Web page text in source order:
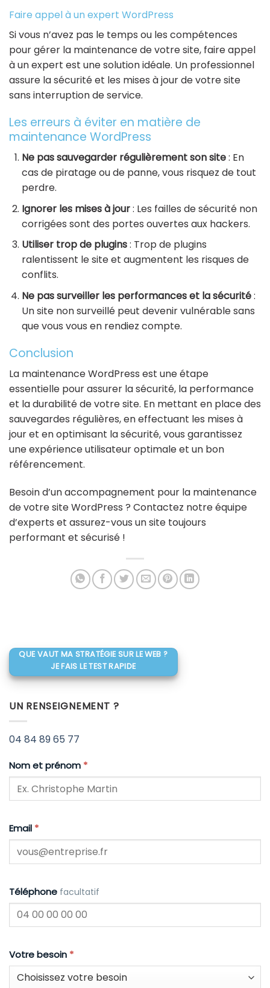
Faire appel à un expert WordPress
Si vous n’avez pas le temps ou les compétences
pour gérer la maintenance de votre site, faire appel
à un expert est une solution idéale. Un professionnel
assure la sécurité et les mises à jour de votre site
sans interruption de service.
Les erreurs à éviter en matière de
maintenance WordPress
Ne pas sauvegarder régulièrement son site: En
cas de piratage ou de panne, vous risquez de tout
perdre.
Ignorer les mises à jour: Les failles de sécurité non
corrigées sont des portes ouvertes aux hackers.
Utiliser trop de plugins: Trop de plugins
ralentissent le site et augmentent les risques de
conflits.
Ne pas surveiller les performances et la sécurité:
Un site non surveillé peut devenir vulnérable sans
que vous vous en rendiez compte.
Conclusion
La maintenance WordPress est une étape
essentielle pour assurer la sécurité, la performance
et la durabilité de votre site. En mettant en place des
sauvegardes régulières, en effectuant les mises à
jour et en optimisant la sécurité, vous garantissez
une expérience utilisateur optimale et un bon
référencement.
Besoin d’un accompagnement pour la maintenance
de votre site WordPress ? Contactez notre équipe
d’experts et assurez-vous un site toujours
performant et sécurisé !
QUE VAUT MA STRATÉGIE SUR LE WEB ?
JE FAIS LE TEST RAPIDE
UN RENSEIGNEMENT ?
04 84 89 65 77
Nom et prénom *
Email *
Téléphone facultatif
Votre besoin *